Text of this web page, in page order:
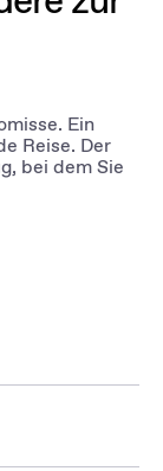
Ein
Reise. Der
bei dem Sie